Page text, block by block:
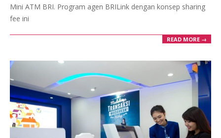
Mini ATM BRI. Program agen BRILink dengan konsep sharing
fee ini
READ MORE →